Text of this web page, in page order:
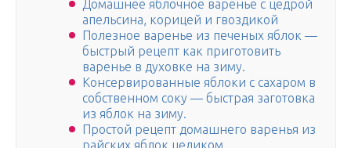
Домашнее яблочное варенье с цедрой
апельсина, корицей и гвоздикой
Полезное варенье из печеных яблок —
быстрый рецепт как приготовить
варенье в духовке на зиму.
Консервированные яблоки с сахаром в
собственном соку — быстрая заготовка
из яблок на зиму.
Простой рецепт домашнего варенья из
райских яблок целиком.